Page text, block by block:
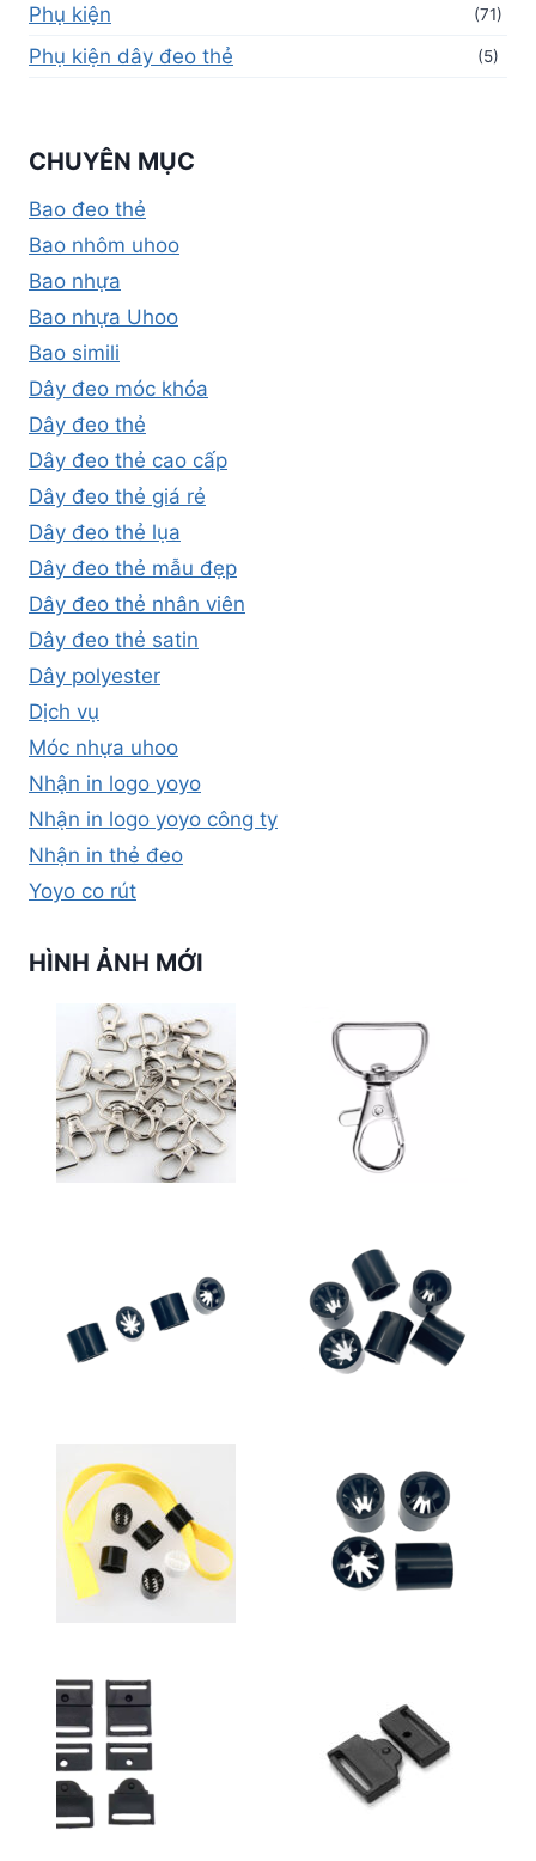
Phụ kiện (71)
Phụ kiện dây đeo thẻ (5)
CHUYÊN MỤC
Bao đeo thẻ
Bao nhôm uhoo
Bao nhựa
Bao nhựa Uhoo
Bao simili
Dây đeo móc khóa
Dây đeo thẻ
Dây đeo thẻ cao cấp
Dây đeo thẻ giá rẻ
Dây đeo thẻ lụa
Dây đeo thẻ mẫu đẹp
Dây đeo thẻ nhân viên
Dây đeo thẻ satin
Dây polyester
Dịch vụ
Móc nhựa uhoo
Nhận in logo yoyo
Nhận in logo yoyo công ty
Nhận in thẻ đeo
Yoyo co rút
HÌNH ẢNH MỚI